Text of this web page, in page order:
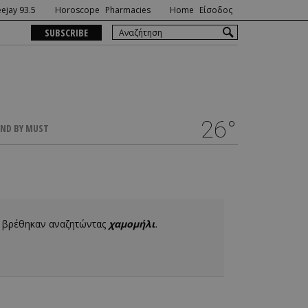
93.5 Horoscope Pharmacies Home Είσοδος
SUBSCRIBE
BY MUST 26°
αναζητώντας χαμομήλι.